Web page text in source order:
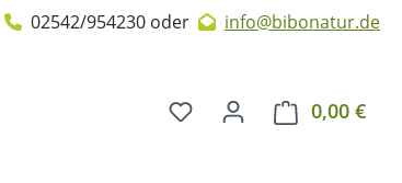
02542/954230 oder info@bibonatur.de
0,00 €